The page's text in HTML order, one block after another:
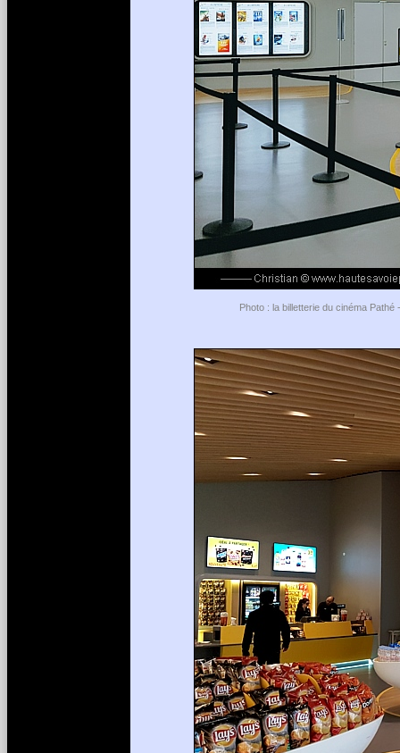
Photo : la billetterie du cinéma